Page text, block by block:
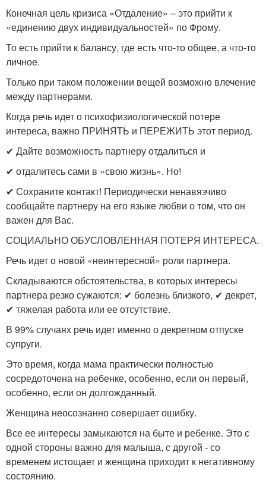
Конечная цель кризиса «Отдаление» – это прийти к
«единению двух индивидуальностей» по Фрому.
То есть прийти к балансу, где есть что-то общее, а что-то
личное.
Только при таком положении вещей возможно влечение
между партнерами.
Когда речь идет о психофизиологической потере
интереса, важно ПРИНЯТЬ и ПЕРЕЖИТЬ этот период.
✔ Дайте возможность партнеру отдалиться и
✔ отдалитесь сами в «свою жизнь». Но!
✔ Сохраните контакт! Периодически ненавязчиво
сообщайте партнеру на его языке любви о том, что он
важен для Вас.
СОЦИАЛЬНО ОБУСЛОВЛЕННАЯ ПОТЕРЯ ИНТЕРЕСА.
Речь идет о новой «неинтересной» роли партнера.
Складываются обстоятельства, в которых интересы
партнера резко сужаются: ✔ болезнь близкого, ✔ декрет,
✔ тяжелая работа или ее отсутствие.
В 99% случаях речь идет именно о декретном отпуске
супруги.
Это время, когда мама практически полностью
сосредоточена на ребенке, особенно, если он первый,
особенно, если он долгожданный.
Женщина неосознанно совершает ошибку.
Все ее интересы замыкаются на быте и ребенке. Это с
одной стороны важно для малыша, с другой - со
временем истощает и женщина приходит к негативному
состоянию.